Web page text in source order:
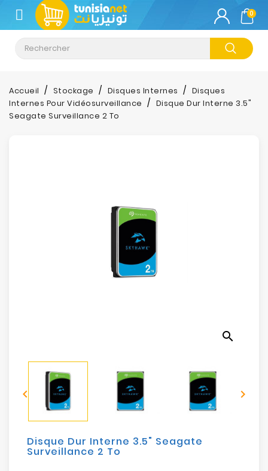
CATÉGORIE
Climatisation
Informatique
Téléphonie
Sécurité
Mobilités
Loisirs
0
Accueil Stockage Disques Internes
Disques
Internes Pour Vidéosurveillance
Disque Dur Interne 3.5"
Seagate Surveillance 2 To
search
 
Disque Dur Interne 3.5" Seagate
Surveillance 2 To